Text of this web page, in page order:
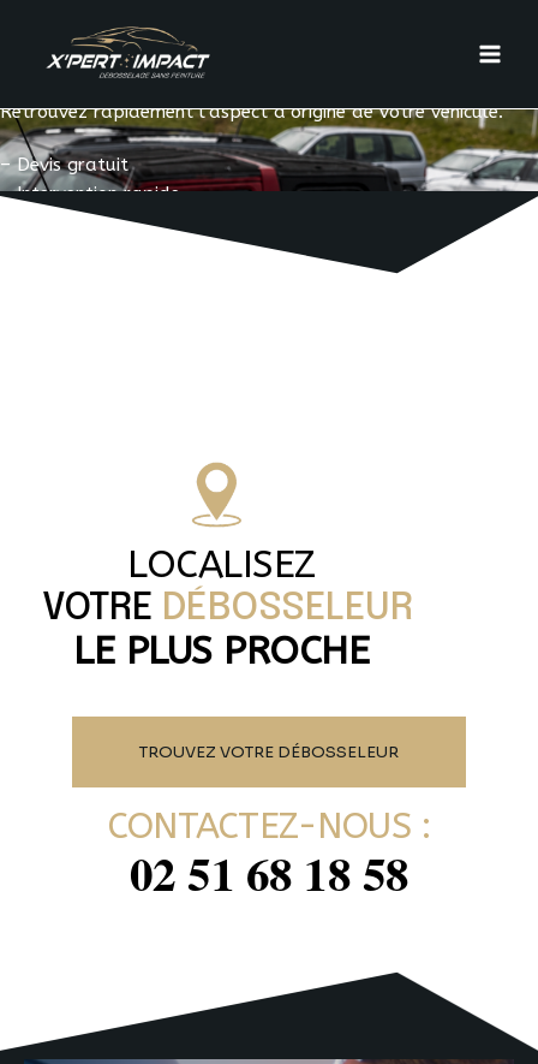
X’PERT IMPACT intervient partout en France pour réparer les
impacts de grêle grâce au débosselage sans peinture.
Retrouvez rapidement l’aspect d’origine de votre véhicule.
– Devis gratuit
–Intervention rapide
– Partout en France
LOCALISEZ
VOTRE DÉBOSSELEUR
LE PLUS PROCHE
TROUVEZ VOTRE DÉBOSSELEUR
CONTACTEZ-NOUS :
02 51 68 18 58